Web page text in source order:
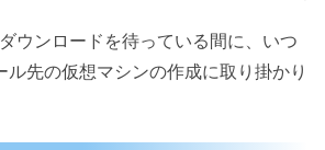
ウンロードを待っている間に、いつ
ル先の仮想マシンの作成に取り掛かり